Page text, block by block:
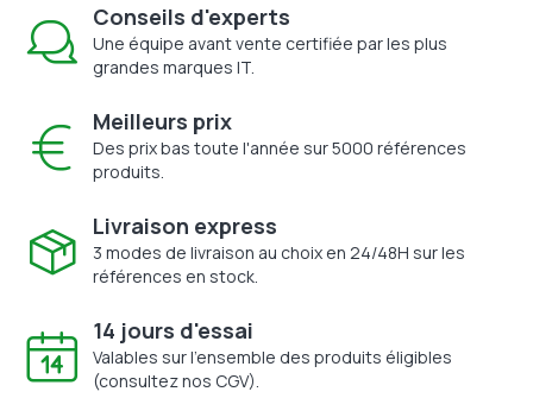
Conseils d'experts
Une équipe avant vente certifiée par les plus
grandes marques IT.
Meilleurs prix
Des prix bas toute l'année sur 5000 références
produits.
Livraison express
3 modes de livraison au choix en 24/48H sur les
références en stock.
14 jours d'essai
Valables sur l'ensemble des produits éligibles
(consultez nos CGV).